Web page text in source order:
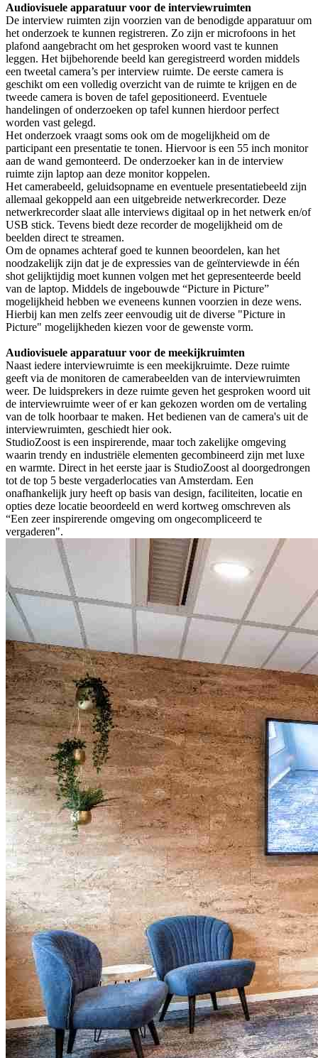
Audiovisuele apparatuur voor de interviewruimten
De interview ruimten zijn voorzien van de benodigde apparatuur om
het onderzoek te kunnen registreren. Zo zijn er microfoons in het
plafond aangebracht om het gesproken woord vast te kunnen
leggen. Het bijbehorende beeld kan geregistreerd worden middels
een tweetal camera’s per interview ruimte. De eerste camera is
geschikt om een volledig overzicht van de ruimte te krijgen en de
tweede camera is boven de tafel gepositioneerd. Eventuele
handelingen of onderzoeken op tafel kunnen hierdoor perfect
worden vast gelegd.
Het onderzoek vraagt soms ook om de mogelijkheid om de
participant een presentatie te tonen. Hiervoor is een 55 inch monitor
aan de wand gemonteerd. De onderzoeker kan in de interview
ruimte zijn laptop aan deze monitor koppelen.
Het camerabeeld, geluidsopname en eventuele presentatiebeeld zijn
allemaal gekoppeld aan een uitgebreide netwerkrecorder. Deze
netwerkrecorder slaat alle interviews digitaal op in het netwerk en/of
USB stick. Tevens biedt deze recorder de mogelijkheid om de
beelden direct te streamen.
Om de opnames achteraf goed te kunnen beoordelen, kan het
noodzakelijk zijn dat je de expressies van de geïnterviewde in één
shot gelijktijdig moet kunnen volgen met het gepresenteerde beeld
van de laptop. Middels de ingebouwde “Picture in Picture”
mogelijkheid hebben we eveneens kunnen voorzien in deze wens.
Hierbij kan men zelfs zeer eenvoudig uit de diverse "Picture in
Picture" mogelijkheden kiezen voor de gewenste vorm.
Audiovisuele apparatuur voor de meekijkruimten
Naast iedere interviewruimte is een meekijkruimte. Deze ruimte
geeft via de monitoren de camerabeelden van de interviewruimten
weer. De luidsprekers in deze ruimte geven het gesproken woord uit
de interviewruimte weer of er kan gekozen worden om de vertaling
van de tolk hoorbaar te maken. Het bedienen van de camera's uit de
interviewruimten, geschiedt hier ook.
StudioZoost is een inspirerende, maar toch zakelijke omgeving
waarin trendy en industriële elementen gecombineerd zijn met luxe
en warmte. Direct in het eerste jaar is StudioZoost al doorgedrongen
tot de top 5 beste vergaderlocaties van Amsterdam. Een
onafhankelijk jury heeft op basis van design, faciliteiten, locatie en
opties deze locatie beoordeeld en werd kortweg omschreven als
“Een zeer inspirerende omgeving om ongecompliceerd te
vergaderen".